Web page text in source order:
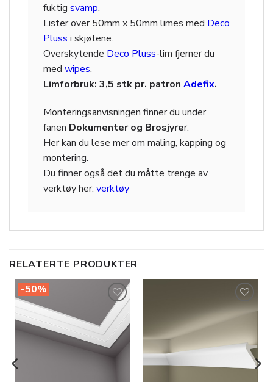
fuktig svamp.
Lister over 50mm x 50mm limes med Deco
Pluss i skjøtene.
Overskytende Deco Pluss-lim fjerner du
med wipes.
Limforbruk: 3,5 stk pr. patron Adefix.
Monteringsanvisningen finner du under
fanen Dokumenter og Brosjyrer.
Her kan du lese mer om maling, kapping og
montering.
Du finner også det du måtte trenge av
verktøy her: verktøy
RELATERTE PRODUKTER
-50%
Legg til
i
ønskeliste